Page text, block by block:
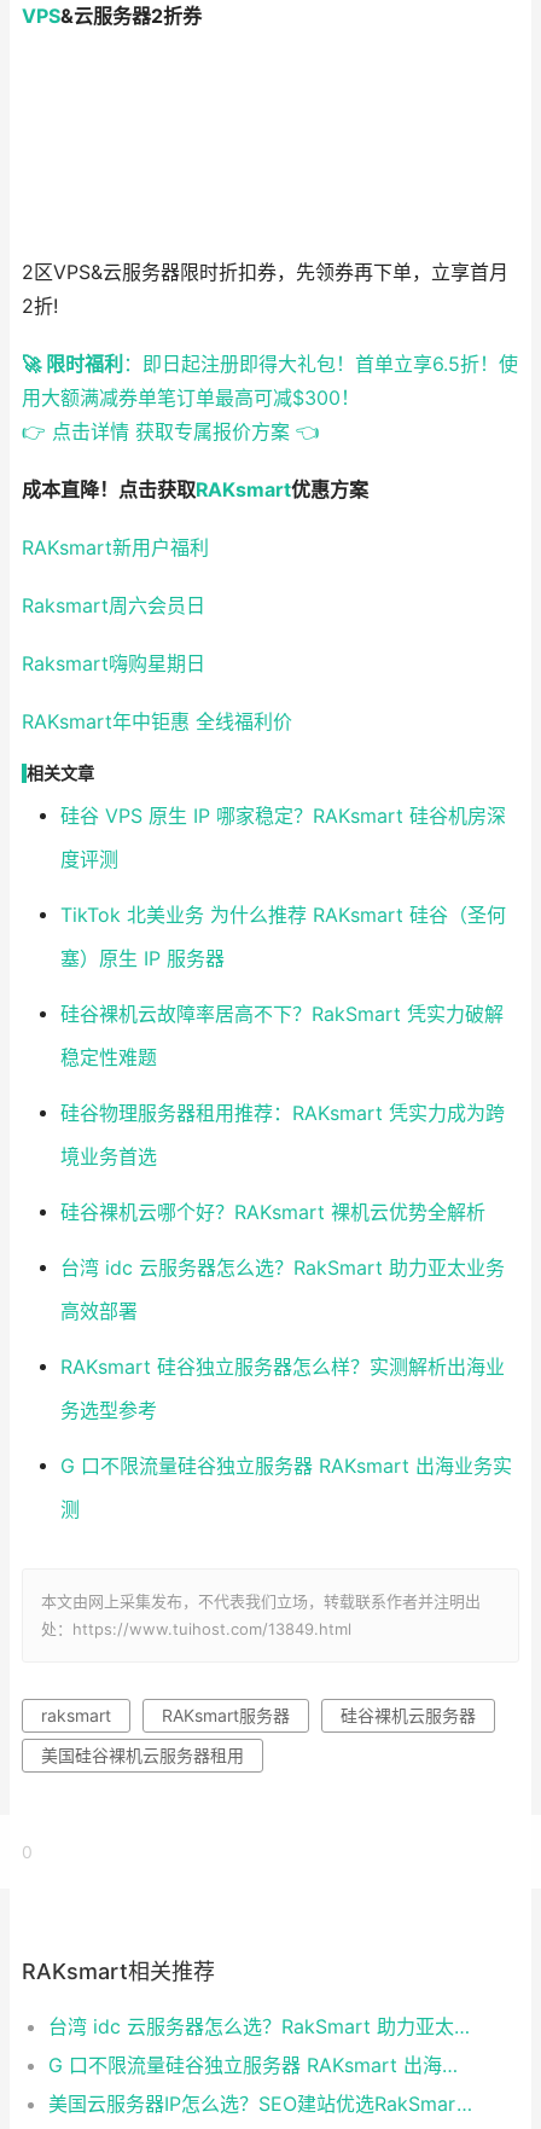
VPS&云服务器2折券
2区VPS&云服务器限时折扣券，先领券再下单，立享首月
2折!
🚀 限时福利 ：即日起注册即得大礼包！首单立享6.5折！使
用大额满减券单笔订单最高可减$300！
👉 点击详情 获取专属报价方案 👈
成本直降！点击获取RAKsmart优惠方案
RAKsmart新用户福利
Raksmart周六会员日
Raksmart嗨购星期日
RAKsmart年中钜惠 全线福利价
相关文章
硅谷 VPS 原生 IP 哪家稳定？RAKsmart 硅谷机房深
度评测
TikTok 北美业务 为什么推荐 RAKsmart 硅谷（圣何
塞）原生 IP 服务器
硅谷裸机云故障率居高不下？RakSmart 凭实力破解
稳定性难题
硅谷物理服务器租用推荐：RAKsmart 凭实力成为跨
境业务首选
硅谷裸机云哪个好？RAKsmart 裸机云优势全解析
台湾 idc 云服务器怎么选？RakSmart 助力亚太业务
高效部署
RAKsmart 硅谷独立服务器怎么样？实测解析出海业
务选型参考
G 口不限流量硅谷独立服务器 RAKsmart 出海业务实
测
本文由网上采集发布，不代表我们立场，转载联系作者并注明出
处：https://www.tuihost.com/13849.html
raksmart RAKsmart服务器
硅谷裸机云服务器
美国硅谷裸机云服务器租用
0
RAKsmart相关推荐
台湾 idc 云服务器怎么选？RakSmart 助力亚太业务高效部署
G 口不限流量硅谷独立服务器 RAKsmart 出海业务实测
美国云服务器IP怎么选？SEO建站优选RakSmart洛杉矶CN2 GIA